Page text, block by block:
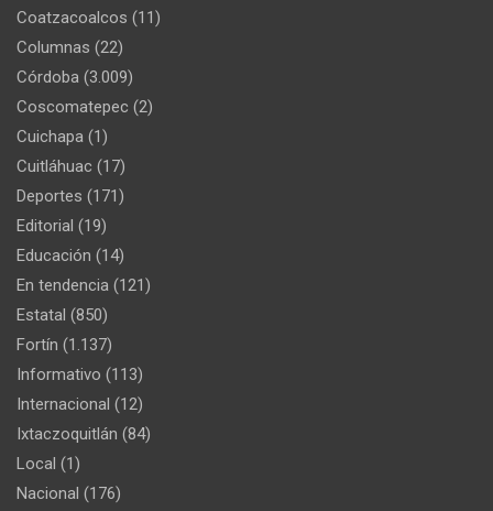
Coatzacoalcos (11)
Columnas (22)
Córdoba (3.009)
Coscomatepec (2)
Cuichapa (1)
Cuitláhuac (17)
Deportes (171)
Editorial (19)
Educación (14)
En tendencia (121)
Estatal (850)
Fortín (1.137)
Informativo (113)
Internacional (12)
Ixtaczoquitlán (84)
Local (1)
Nacional (176)